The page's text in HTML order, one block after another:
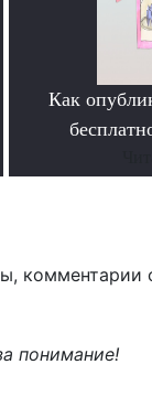
Как
понимание!